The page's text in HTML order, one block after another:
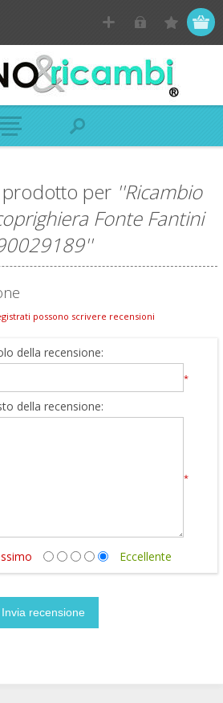
per Ricambio
Fonte Fantini
possono scrivere recensioni
della recensione:
*
della recensione:
*
Eccellente